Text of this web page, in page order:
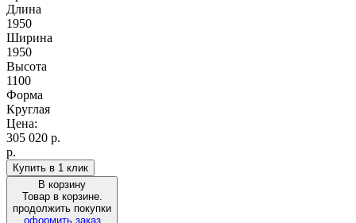
Длина
1950
Ширина
1950
Высота
1100
Форма
Круглая
Цена:
305 020 р.
р.
Купить в 1 клик
В корзину
Товар в корзине.
продолжить покупки
оформить заказ